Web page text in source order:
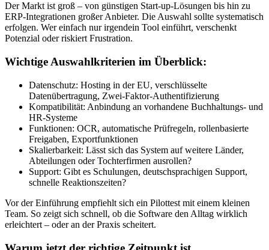
Der Markt ist groß – von günstigen Start-up-Lösungen bis hin zu
ERP-Integrationen großer Anbieter. Die Auswahl sollte systematisch
erfolgen. Wer einfach nur irgendein Tool einführt, verschenkt
Potenzial oder riskiert Frustration.
Wichtige Auswahlkriterien im Überblick:
Datenschutz: Hosting in der EU, verschlüsselte
Datenübertragung, Zwei-Faktor-Authentifizierung
Kompatibilität: Anbindung an vorhandene Buchhaltungs- und
HR-Systeme
Funktionen: OCR, automatische Prüfregeln, rollenbasierte
Freigaben, Exportfunktionen
Skalierbarkeit: Lässt sich das System auf weitere Länder,
Abteilungen oder Tochterfirmen ausrollen?
Support: Gibt es Schulungen, deutschsprachigen Support,
schnelle Reaktionszeiten?
Vor der Einführung empfiehlt sich ein Pilottest mit einem kleinen
Team. So zeigt sich schnell, ob die Software den Alltag wirklich
erleichtert – oder an der Praxis scheitert.